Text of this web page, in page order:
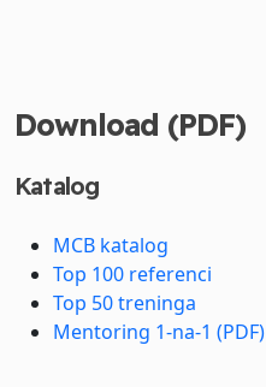
Download (PDF)
Katalog
MCB katalog
Top 100 referenci
Top 50 treninga
Mentoring 1-na-1 (PDF)